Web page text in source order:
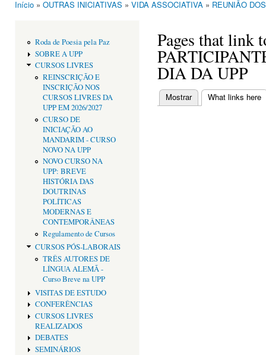
Início » OUTRAS INICIATIVAS » VIDA ASSOCIATIVA » REUNIÃO
Roda de Poesia pela Paz
SOBRE A UPP
CURSOS LIVRES
REINSCRIÇÃO E
INSCRIÇÃO NOS
CURSOS LIVRES DA
UPP EM 2026/2027
CURSO DE
INICIAÇÃO AO
MANDARIM - CURSO
NOVO NA UPP
NOVO CURSO NA
UPP: BREVE
HISTÓRIA DAS
DOUTRINAS
POLÍTICAS
MODERNAS E
CONTEMPORÂNEAS
Regulamento de Cursos
CURSOS PÓS-LABORAIS
TRÊS AUTORES DE
LÍNGUA ALEMÃ -
Curso Breve na UPP
VISITAS DE ESTUDO
CONFERÊNCIAS
CURSOS LIVRES
REALIZADOS
DEBATES
SEMINÁRIOS
Pages that link
DIA DA UPP
Separadores
Mostrar What links here